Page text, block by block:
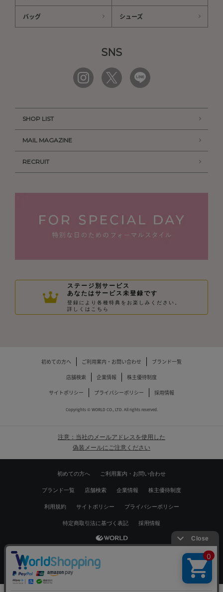
絞り込む
バッグ シューズ
SNS
SHOP LIST
MAIL MAGAZINE
RECRUIT
ステージ別サービス
あなたはサービス未登録です
登録により各種特典をお楽しみください。
詳しくはこちら
初めての方へ ご利用案内・お問い合わせ ブランド一覧
店舗検索 企業情報 株主優待制度
サイトポリシー プライバシーポリシー 採用情報
Copyrights © WORLD CO., LTD. All rights reserved.
注意：当社のメールアドレスを使用した
偽装メールにご注意ください
初めての方へ ご利用案内・お問い合わせ
ブランド一覧 店舗検索 企業情報 株主優待制度
利用規約 サイトポリシー プライバシーポリシー
特定商取引法に基づく表記 採用情報